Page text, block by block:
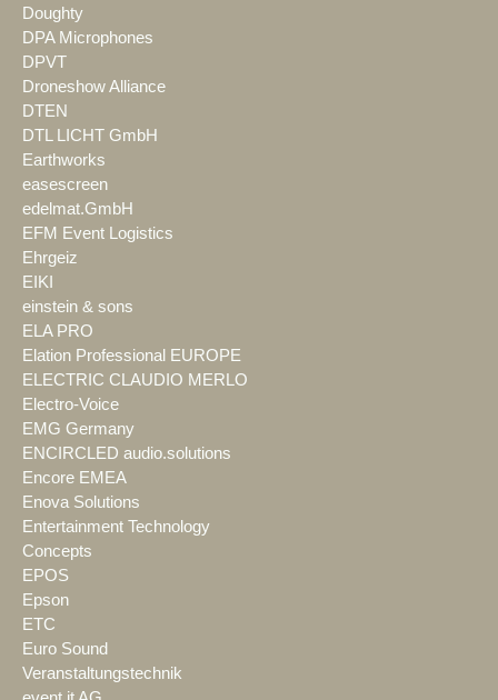
Doughty
DPA Microphones
DPVT
Droneshow Alliance
DTEN
DTL LICHT GmbH
Earthworks
easescreen
edelmat.GmbH
EFM Event Logistics
Ehrgeiz
EIKI
einstein & sons
ELA PRO
Elation Professional EUROPE
ELECTRIC CLAUDIO MERLO
Electro-Voice
EMG Germany
ENCIRCLED audio.solutions
Encore EMEA
Enova Solutions
Entertainment Technology
Concepts
EPOS
Epson
ETC
Euro Sound
Veranstaltungstechnik